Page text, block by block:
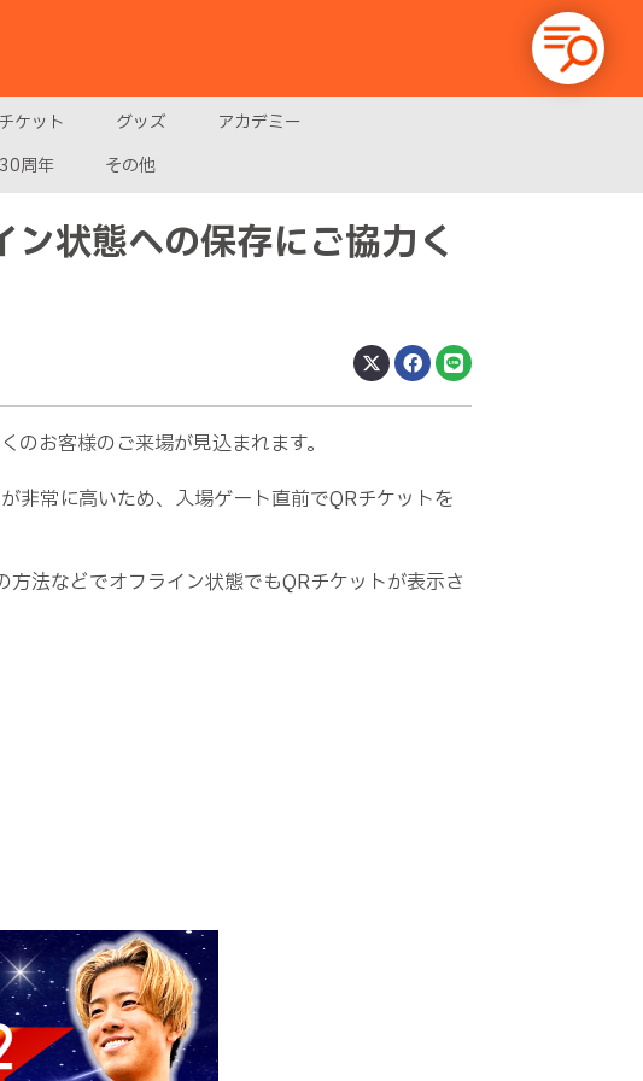
チケット グッズ
アカデミー
30周年 その他
ン状態への保存にご協力く
お客様のご来場が見込まれます。
非常に高いため、入場ゲート直前でQRチケットを
法などでオフライン状態でもQRチケットが表示さ